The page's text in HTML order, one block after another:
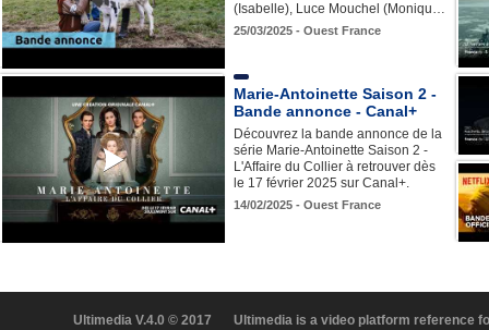
(Isabelle), Luce Mouchel (Moniqu…
25/03/2025 - Ouest France
Marie-Antoinette Saison 2 -
Bande annonce - Canal+
Découvrez la bande annonce de la
série Marie-Antoinette Saison 2 -
L'Affaire du Collier à retrouver dès
le 17 février 2025 sur Canal+.
14/02/2025 - Ouest France
Ultimedia V.4.0 © 2017
Ultimedia is a video platform reference